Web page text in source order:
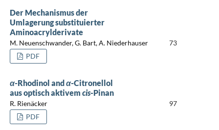
Der Mechanismus der
Umlagerung substituierter
Aminoacrylderivate
M. Neuenschwander, G. Bart, A. Niederhauser
73
PDF
α-Rhodinol andα-Citronellol
aus optisch aktivem cis-Pinan
R. Rienäcker
97
PDF